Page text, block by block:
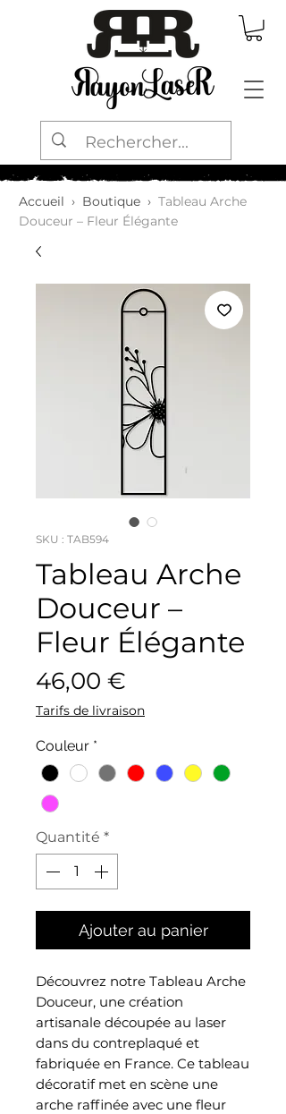
Accueil › Boutique › Tableau Arche
Douceur – Fleur Élégante
SKU : TAB594
Tableau Arche
Douceur –
Fleur Élégante
46,00 €
Tarifs de livraison
Couleur *
Quantité *
Ajouter au panier
Découvrez notre Tableau Arche
Douceur, une création
artisanale découpée au laser
dans du contreplaqué et
fabriquée en France. Ce tableau
décoratif met en scène une
arche raffinée avec une fleur